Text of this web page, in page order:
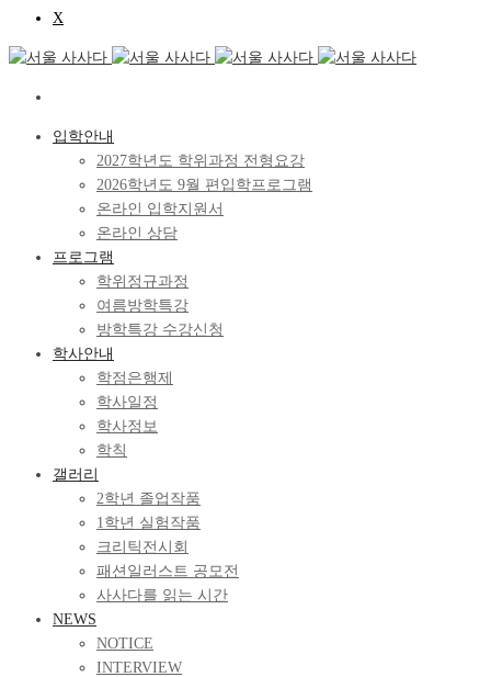
X
입학안내
2027학년도 학위과정 전형요강
2026학년도 9월 편입학프로그램
온라인 입학지원서
온라인 상담
프로그램
학위정규과정
여름방학특강
방학특강 수강신청
학사안내
학점은행제
학사일정
학사정보
학칙
갤러리
2학년 졸업작품
1학년 실험작품
크리틱전시회
패션일러스트 공모전
사사다를 읽는 시간
NEWS
NOTICE
INTERVIEW